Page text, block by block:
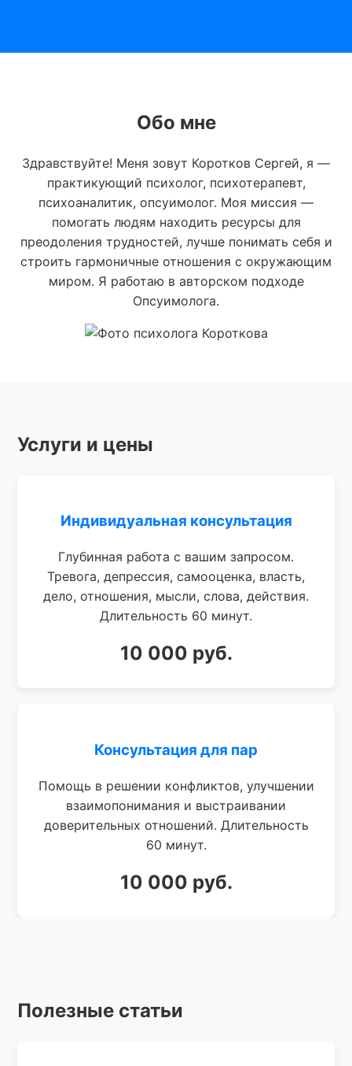
Обо мне
Здравствуйте! Меня зовут Коротков Сергей, я —
практикующий психолог, психотерапевт,
психоаналитик, опсуимолог. Моя миссия —
помогать людям находить ресурсы для
преодоления трудностей, лучше понимать себя и
строить гармоничные отношения с окружающим
миром. Я работаю в авторском подходе
Опсуимолога.
Услуги и цены
Индивидуальная консультация
Глубинная работа с вашим запросом.
Тревога, депрессия, самооценка, власть,
дело, отношения, мысли, слова, действия.
Длительность 60 минут.
10 000 руб.
Консультация для пар
Помощь в решении конфликтов, улучшении
взаимопонимания и выстраивании
доверительных отношений. Длительность
60 минут.
10 000 руб.
Полезные статьи